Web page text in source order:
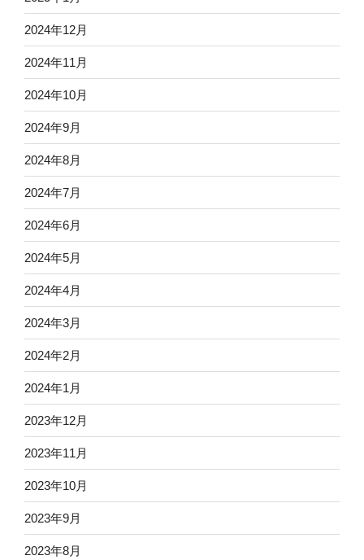
2024年12月
2024年11月
2024年10月
2024年9月
2024年8月
2024年7月
2024年6月
2024年5月
2024年4月
2024年3月
2024年2月
2024年1月
2023年12月
2023年11月
2023年10月
2023年9月
2023年8月